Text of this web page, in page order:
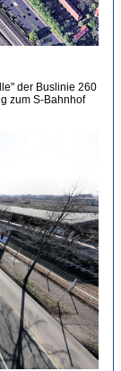
der Buslinie 260
zum S-Bahnhof